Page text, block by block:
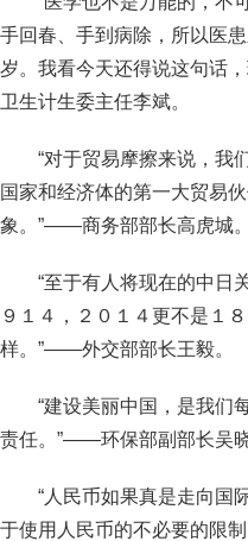
手回春、手到病除，所以医
岁。我看今天还得说这句话
卫生计生委主任李斌。
“对于贸易摩擦来说，我
国家和经济体的第一大贸易
象。”——商务部部长高虎城。
“至于有人将现在的中日
９１４，２０１４更不是１
样。”——外交部部长王毅。
“建设美丽中国，是我们
责任。”——环保部副部长吴晓
“人民币如果真是走向国
于使用人民币的不必要的限